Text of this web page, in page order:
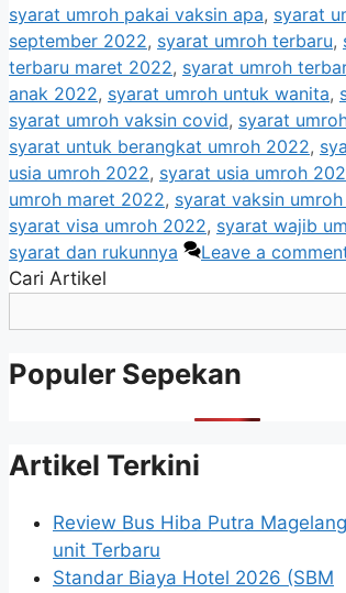
syarat umroh pakai vaksin apa, syarat
september 2022, syarat umroh terbaru,
terbaru maret 2022, syarat umroh
anak 2022, syarat umroh untuk wanita,
syarat umroh vaksin covid, syarat
syarat untuk berangkat umroh 2022,
usia umroh 2022, syarat usia umroh
umroh maret 2022, syarat vaksin
syarat visa umroh 2022, syarat wajib
syarat dan rukunnya
Leave a
Cari Artikel
Populer Sepekan
Artikel Terkini
Review Bus Hiba Putra
unit Terbaru
Standar Biaya Hotel 2026 (SBM